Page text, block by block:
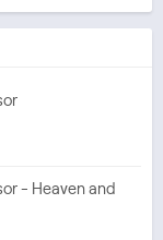
- Heaven and